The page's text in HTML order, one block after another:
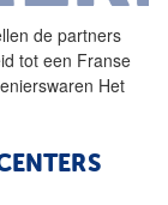
de partners
tot een Franse
Het